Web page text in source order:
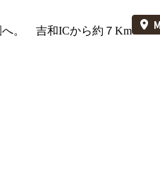
へ。 吉和ICから約７Km